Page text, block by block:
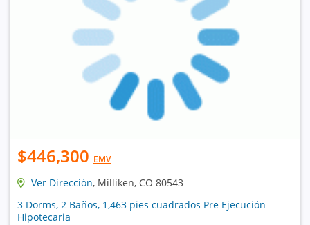
$446,300 EMV
Ver Dirección, Milliken, CO 80543
3 Dorms, 2 Baños, 1,463 pies cuadrados Pre Ejecución
Hipotecaria